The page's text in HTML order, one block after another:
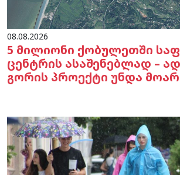
08.08.2026
5 მილიონი ქობულეთში
ცენტრის ასაშენებლად –
გორის პროექტი უნდა